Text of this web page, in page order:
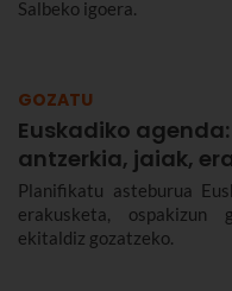
Salbeko igoera.
GOZATU
Euskadiko
antzerkia, jaiak,
Planifikatu asteburua
erakusketa, ospakizun
ekitaldiz gozatzeko.